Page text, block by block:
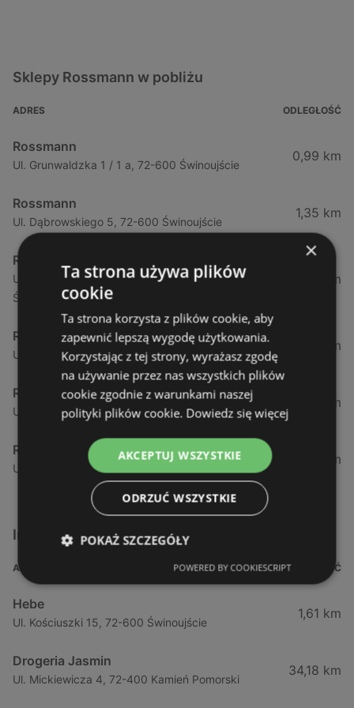
Sklepy Rossmann w pobliżu
ADRES ODLEGŁOŚĆ
Rossmann
Ul. Grunwaldzka 1 / 1 a, 72-600 Świnoujście
0,99 km
Rossmann
Ul. Dąbrowskiego 5, 72-600 Świnoujście
1,35 km
Rossmann
Ul. Dąbrowskiego 5 (Galeria Świnoujście), 72-600
Świnoujście
1,35 km
Rossmann
Ul. Wojska Polskiego 97, 72-600 Świnoujście
3,46 km
Rossmann
Ul. Gryfa Pomorskiego 15, 72-500 Międzyzdroje
12,47 km
Rossmann
Ul. Chrobrego 18, 72-400 Kamień Pomorski
34,17 km
Inne sklepy Kosmetyki w pobliżu
ADRES ODLEGŁOŚĆ
Hebe
Ul. Kościuszki 15, 72-600 Świnoujście
1,61 km
Drogeria Jasmin
Ul. Mickiewicza 4, 72-400 Kamień Pomorski
34,18 km
×
Ta strona używa plików
cookie
Ta strona korzysta z plików cookie, aby
zapewnić lepszą wygodę użytkowania.
Korzystając z tej strony, wyrażasz zgodę
na używanie przez nas wszystkich plików
cookie zgodnie z warunkami naszej
polityki plików cookie. Dowiedz się więcej
AKCEPTUJ WSZYSTKIE
ODRZUĆ WSZYSTKIE
POKAŻ SZCZEGÓŁY
POWERED BY COOKIESCRIPT